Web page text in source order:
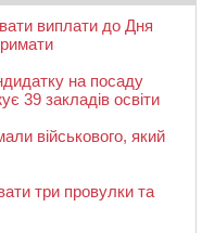
виплати до Дня
на посаду
39 закладів освіти
військового, який
три провулки та